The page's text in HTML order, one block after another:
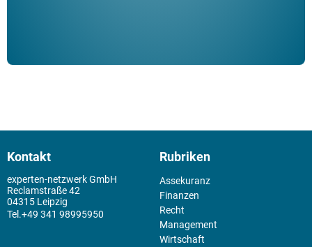
Kontakt
experten-netzwerk GmbH
Reclamstraße 42
04315 Leipzig
+49 341 98995950
Rubriken
Assekuranz
Finanzen
Recht
Management
Wirtschaft